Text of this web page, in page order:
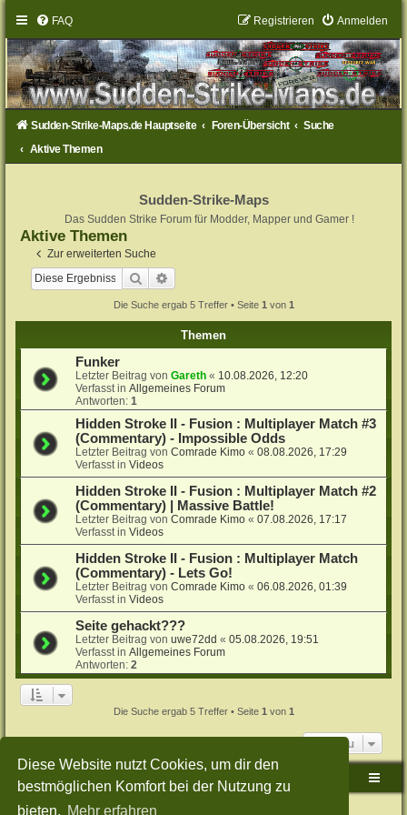
Diese Website nutzt Cookies, um dir den
bestmöglichen Komfort bei der Nutzung zu
bieten. Mehr erfahren
FAQ Anmelden
Registrieren
Sudden-Strike-Maps.de Hauptseite Foren-Übersicht
Suche
Aktive Themen
Sudden-Strike-Maps
Das Sudden Strike Forum für Modder, Mapper und Gamer !
Aktive Themen
Zur erweiterten Suche
Suche
Die Suche ergab 5 Treffer • Seite 1 von 1
Themen
Funker
Letzter Beitrag vonGareth « 10.08.2026, 12:20
Verfasst inAllgemeines Forum
Antworten:1
Hidden Stroke II - Fusion : Multiplayer Match #3
(Commentary) - Impossible Odds
Letzter Beitrag vonComrade Kimo «08.08.2026, 17:29
Verfasst inVideos
Hidden Stroke II - Fusion : Multiplayer Match #2
(Commentary) | Massive Battle!
Letzter Beitrag vonComrade Kimo «07.08.2026, 17:17
Verfasst inVideos
Hidden Stroke II - Fusion : Multiplayer Match
(Commentary) - Lets Go!
Letzter Beitrag vonComrade Kimo «06.08.2026, 01:39
Verfasst inVideos
Seite gehackt???
Letzter Beitrag vonuwe72dd «05.08.2026, 19:51
Verfasst inAllgemeines Forum
Antworten:2
Die Suche ergab 5 Treffer • Seite 1 von 1
Gehe zu
Sudden-Strike-Maps.de Hauptseite Foren-Übersicht
Powered byphpBB® Forum Software © phpBB Limited